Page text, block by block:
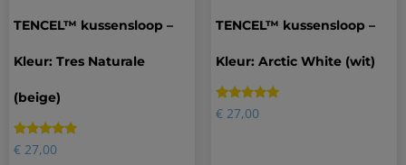
TENCEL™ kussensloop –
Kleur: Tres Naturale
(beige)
Gewaardeerd
5.00
3
€ 27,00
TENCEL™ kussensloop –
Kleur: Arctic White (wit)
Gewaardeerd
4.92
12
€27,00